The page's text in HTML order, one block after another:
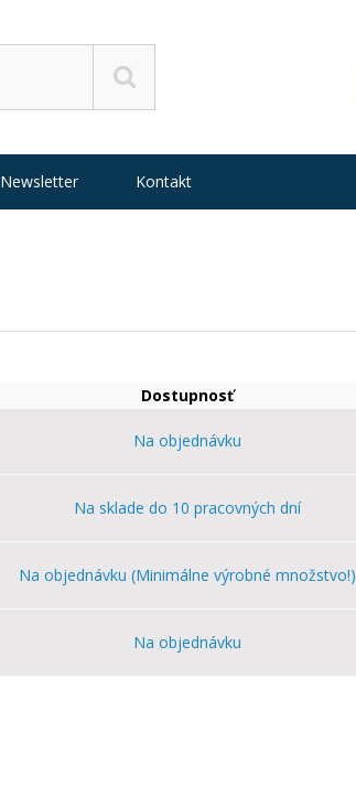
Dostupnosť
Na objednávku
Na sklade do 10 pracovných dní
Na objednávku (Minimálne výrobné množstvo!)
Na objednávku
Newsletter Kontakt